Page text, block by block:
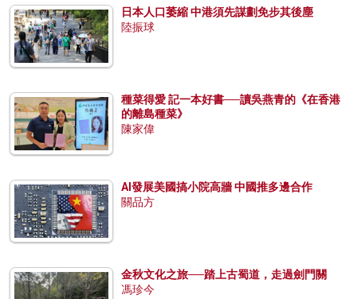
日本人口萎縮 中港須先謀劃免步其後塵
陸振球
種菜得愛 記一本好書──讀吳燕青的《在香港
的離島種菜》
陳家偉
AI發展美國搞小院高牆 中國推多邊合作
關品方
金秋文化之旅──踏上古蜀道，走過劍門關
馮珍今